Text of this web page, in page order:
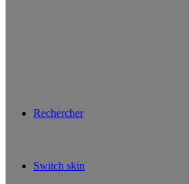
Rechercher
Switch skin